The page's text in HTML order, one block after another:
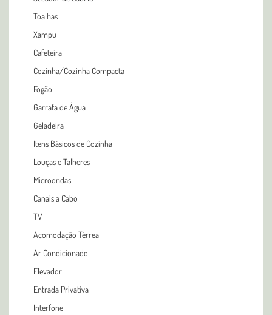
Toalhas
Xampu
Cafeteira
Cozinha/Cozinha Compacta
Fogão
Garrafa de Água
Geladeira
Itens Básicos de Cozinha
Louças e Talheres
Microondas
Canais a Cabo
TV
Acomodação Térrea
Ar Condicionado
Elevador
Entrada Privativa
Interfone